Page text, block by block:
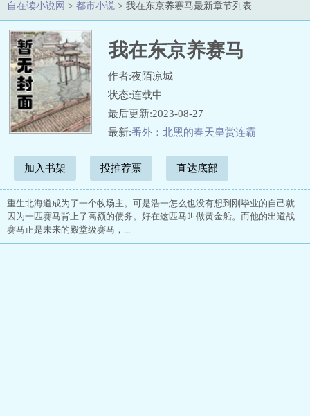
自在读小说网 > 都市小说 > 我在东京养赛马最新章节列表
我在东京养赛马
作者:夜陌凉城
状态:连载中
最后更新:2023-08-27
最新:番外：北黑的春天皇赏连霸
加入书架 投推荐票 直达底部
重生北海道成为了一个牧场主。可是浩一怎么也没有想到刚毕业的自己就
因为一匹赛马背上了高额的债务。好在这匹马叫做黄金船。而他的出道战
赛马正是未来的殿堂级赛马，...